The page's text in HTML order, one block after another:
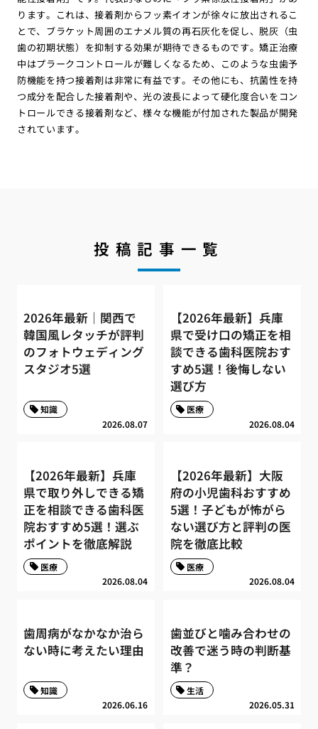
ります。これは、接着剤からフッ素イオンが徐々に放出されるこ
とで、ブラケット周囲のエナメル質の再石灰化を促し、脱灰（虫
歯の初期状態）を抑制する効果が期待できるものです。矯正治療
中はプラークコントロールが難しくなるため、このような虫歯予
防機能を持つ接着剤は非常に有益です。その他にも、抗菌性を持
つ成分を配合した接着剤や、光の波長によって硬化度合いをコン
トロールできる接着剤など、様々な機能が付加された製品が開発
されています。
投稿記事一覧
2026年最新｜関西で
韓国風レタッチが評判
のフォトウェディング
スタジオ5選
2026.08.07
知識
【2026年最新】兵庫
県で受け口の矯正を相
談できる歯科医院おす
すめ5選！後悔しない
選び方
2026.08.04
医療
【2026年最新】兵庫
県で取り外しできる矯
正を相談できる歯科医
院おすすめ5選！選ぶ
ポイントを徹底解説
2026.08.04
医療
【2026年最新】大阪
府の小児歯科おすすめ
5選！子どもが怖がら
ない選び方と評判の医
院を徹底比較
2026.08.04
医療
歯周病がなかなか治ら
ない時に考えたい理由
2026.06.16
知識
歯並びと噛み合わせの
改善で迷う時の判断基
準？
2026.05.31
生活